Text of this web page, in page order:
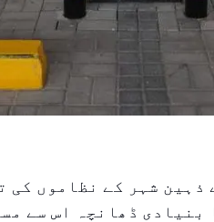
ذہین شہر کے نظاموں کی
بنیادی ڈھانچہ اس سے